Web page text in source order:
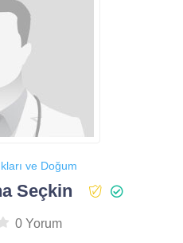
ve Doğum
Seçkin
0 Yorum